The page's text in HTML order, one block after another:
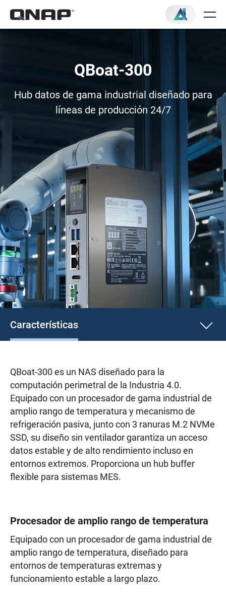
QBoat-300
Hub datos de gama industrial diseñado para
líneas de producción 24/7
Características
QBoat-300 es un NAS diseñado para la
computación perimetral de la Industria 4.0.
Equipado con un procesador de gama industrial de
amplio rango de temperatura y mecanismo de
refrigeración pasiva, junto con 3 ranuras M.2 NVMe
SSD, su diseño sin ventilador garantiza un acceso
datos estable y de alto rendimiento incluso en
entornos extremos. Proporciona un hub buffer
flexible para sistemas MES.
Procesador de amplio rango de temperatura
Equipado con un procesador de gama industrial de
amplio rango de temperatura, diseñado para
entornos de temperaturas extremas y
funcionamiento estable a largo plazo.